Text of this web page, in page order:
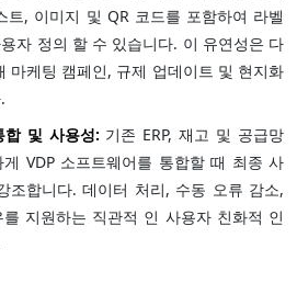
트, 이미지 및 QR 코드를 포함하여 라벨
자 정의 할 수 있습니다. 이 유연성은 다
마케팅 캠페인, 규제 업데이트 및 현지화
합 및 사용성: 기존 ERP, 재고 및 공급망
VDP 소프트웨어를 통합할 때 최종 사
조합니다. 데이터 처리, 수동 오류 감소,
지원하는 직관적 인 사용자 친화적 인